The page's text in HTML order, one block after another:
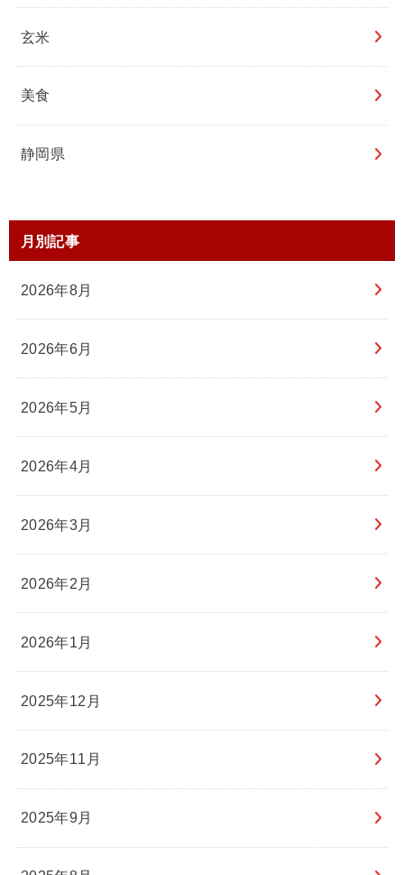
玄米
美食
静岡県
月別記事
2026年8月
2026年6月
2026年5月
2026年4月
2026年3月
2026年2月
2026年1月
2025年12月
2025年11月
2025年9月